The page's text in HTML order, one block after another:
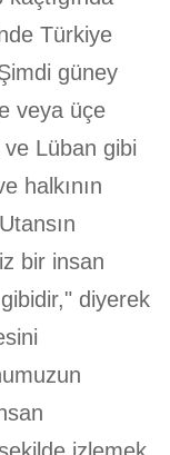
Türkiye
güney
veya üçe
Lüban gibi
halkının
bir insan
diyerek